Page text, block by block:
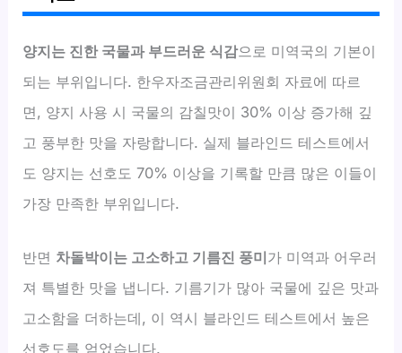
양지는 진한 국물과 부드러운 식감으로 미역국의 기본이
되는 부위입니다. 한우자조금관리위원회 자료에 따르
면, 양지 사용 시 국물의 감칠맛이 30% 이상 증가해 깊
고 풍부한 맛을 자랑합니다. 실제 블라인드 테스트에서
도 양지는 선호도 70% 이상을 기록할 만큼 많은 이들이
가장 만족한 부위입니다.
반면 차돌박이는 고소하고 기름진 풍미가 미역과 어우러
져 특별한 맛을 냅니다. 기름기가 많아 국물에 깊은 맛과
고소함을 더하는데, 이 역시 블라인드 테스트에서 높은
선호도를 얻었습니다.